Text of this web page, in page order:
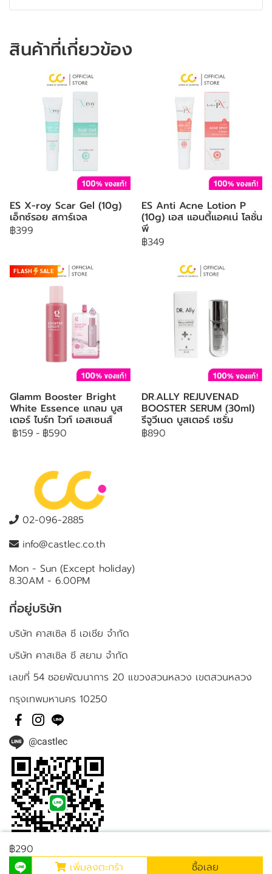
สินค้าที่เกี่ยวข้อง
ES X-roy Scar Gel (10g)
เอ็กซ์รอย สการ์เจล
฿399
ES Anti Acne Lotion P
(10g) เอส แอนตี้แอคเน่ โลชั่น
พี
฿349
FLASH SALE
Glamm Booster Bright
White Essence แกลม บูส
เตอร์ ไบร์ท ไวท์ เอสเซนส์
฿159 - ฿590
DR.ALLY REJUVENAD
BOOSTER SERUM (30ml)
รีจูวีเนด บูสเตอร์ เซรั่ม
฿890
฿290
เพิ่มลงตะกร้า
ซื้อเลย
02-096-2885
info@castlec.co.th
Mon - Sun (Except holiday)
8.30AM - 6.00PM
ที่อยู่บริษัท
บริษัท คาสเซิล ซี เอเชีย จำกัด
บริษัท คาสเซิล ซี สยาม จำกัด
เลขที่ 54 ซอยพัฒนาการ 20 แขวงสวนหลวง เขตสวนหลวง
กรุงเทพมหานคร 10250
@castlec